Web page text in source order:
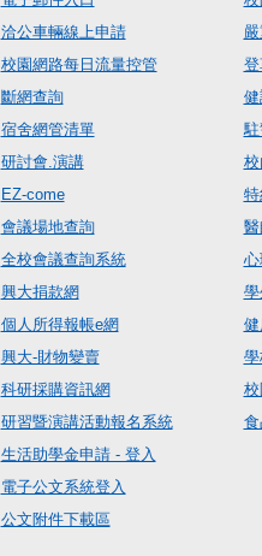
洽公車輛線上申請
校園網路每日流量控管
斷網查詢
宿舍網管清單
研討會.演講
EZ-come
會議場地查詢
全校會議查詢系統
興大捐款網
個人所得報帳e網
興大-財物變賣
科研採購資訊網
研習暨演講活動報名系統
生活助學金申請 - 登入
電子公文系統登入
公文附件下載區
駐
醫